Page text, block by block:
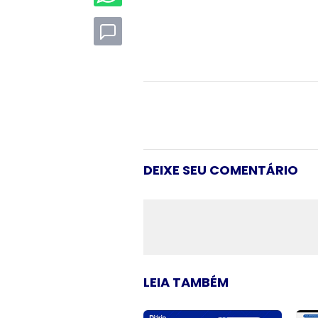
DEIXE SEU COMENTÁRIO
LEIA TAMBÉM